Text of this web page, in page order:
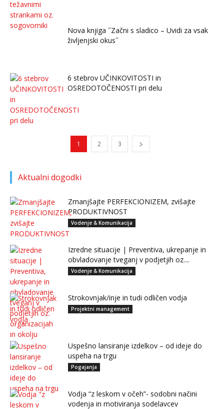
Nova knjiga ˝Začni s sladico – Uvidi za vsak
življenjski okus˝
6 stebrov UČINKOVITOSTI in
OSREDOTOČENOSTI pri delu
1 2 3
Aktualni dogodki
Zmanjšajte PERFEKCIONIZEM, zvišajte
PRODUKTIVNOST
Vodenje & Komunikacija
Izredne situacije | Preventiva, ukrepanje in
obvladovanje tveganj v podjetjih oz....
Vodenje & Komunikacija
Strokovnjak/inje in tudi odličen vodja
Projektni management
Uspešno lansiranje izdelkov – od ideje do
uspeha na trgu
Pogajanja
Vodja “z leskom v očeh”- sodobni načini
vodenja in motiviranja sodelavcev